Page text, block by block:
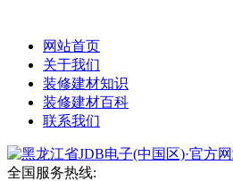
网站首页
关于我们
装修建材知识
装修建材百科
联系我们
全国服务热线: